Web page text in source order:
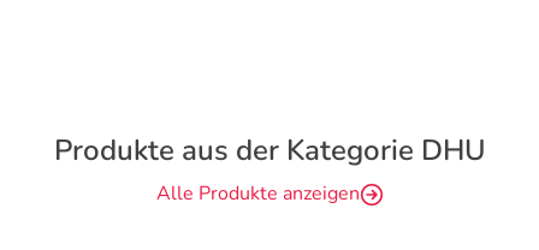
Produkte aus der Kategorie DHU
Alle Produkte anzeigen